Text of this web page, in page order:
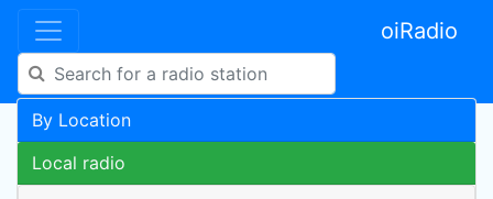
oiRadio
By Location
Local radio